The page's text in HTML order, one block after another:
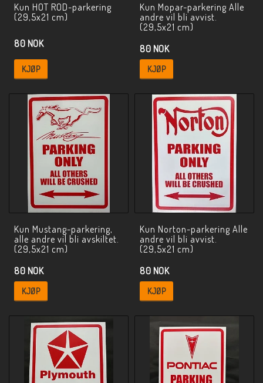
Kun HOT ROD-parkering
(29,5x21 cm)
80 NOK
KJØP
Kun Mopar-parkering Alle
andre vil bli avvist.
(29,5x21 cm)
80 NOK
KJØP
Kun Mustang-parkering,
alle andre vil bli avskiltet.
(29,5x21 cm)
80 NOK
KJØP
Kun Norton-parkering Alle
andre vil bli avvist.
(29,5x21 cm)
80 NOK
KJØP